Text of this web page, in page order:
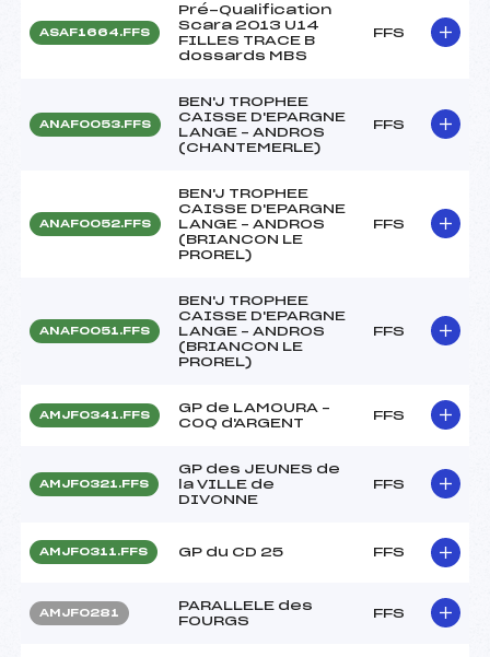
ASAF1664.FFS
Pré-Qualification
Scara 2013 U14
FILLES TRACE B
dossards MBS
FFS
ANAF0053.FFS
BEN'J TROPHEE
CAISSE D'EPARGNE
LANGE – ANDROS
(CHANTEMERLE)
FFS
ANAF0052.FFS
BEN'J TROPHEE
CAISSE D'EPARGNE
LANGE – ANDROS
(BRIANCON LE
PROREL)
FFS
ANAF0051.FFS
BEN'J TROPHEE
CAISSE D'EPARGNE
LANGE – ANDROS
(BRIANCON LE
PROREL)
FFS
AMJF0341.FFS
GP de LAMOURA –
COQ d'ARGENT
FFS
AMJF0321.FFS
GP des JEUNES de
la VILLE de
DIVONNE
FFS
AMJF0311.FFS GP du CD 25 FFS
AMJF0281
PARALLELE des
FOURGS
FFS